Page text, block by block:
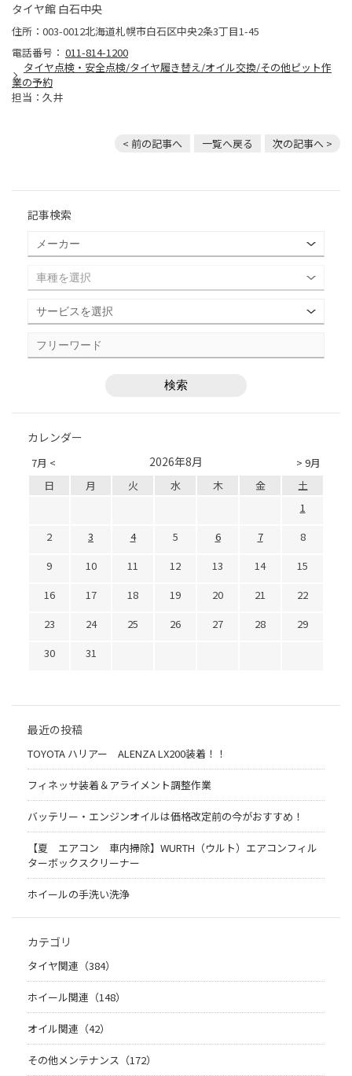
タイヤ館 白石中央
住所：003-0012北海道札幌市白石区中央2条3丁目1-45
電話番号： 011-814-1200
タイヤ点検・安全点検/タイヤ履き替え/オイル交換/その他ピット作
業の予約
担当：久井
< 前の記事へ 一覧へ戻る 次の記事へ >
記事検索
カレンダー
7月 < > 9月
2026年8月
日 月 火 水 木 金
土
1
2
3 4 5 6 7
8
9
10 11 12 13 14
15
16
17 18 19 20 21
22
23
24 25 26 27 28
29
30
31
最近の投稿
TOYOTA ハリアー ALENZA LX200装着！！
フィネッサ装着＆アライメント調整作業
バッテリー・エンジンオイルは価格改定前の今がおすすめ！
【夏 エアコン 車内掃除】WURTH（ウルト）エアコンフィル
ターボックスクリーナー
ホイールの手洗い洗浄
カテゴリ
タイヤ関連（384）
ホイール関連（148）
オイル関連（42）
その他メンテナンス（172）